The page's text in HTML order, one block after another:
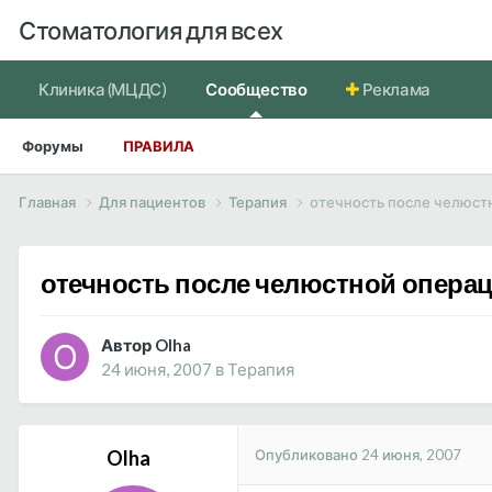
Стоматология для всех
Клиника (МЦДС) Сообщество
Форумы ПРАВИЛА
Реклама
Главная Для пациентов Терапия отечность после
отечность после челюстной
Автор Olha
24 июня, 2007 вТерапия
Olha Опубликовано 24 июня, 2007